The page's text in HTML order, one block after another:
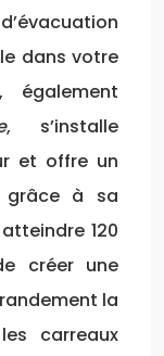
dans votre
également
, s’installe
et offre un
grâce à sa
120
créer une
la
carreaux